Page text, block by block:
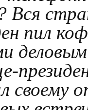
Вся
пил
своему